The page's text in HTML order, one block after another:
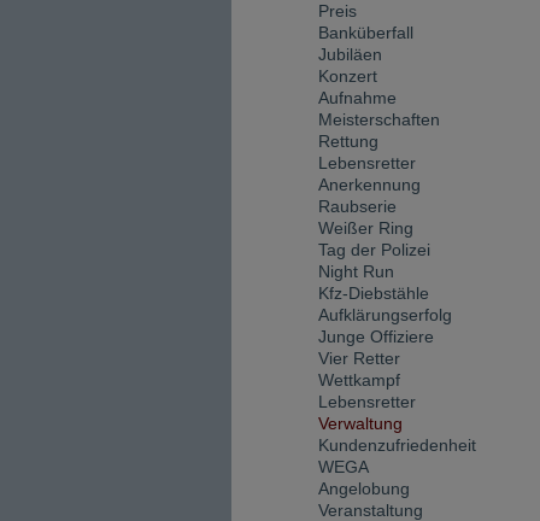
Preis
Banküberfall
Jubiläen
Konzert
Aufnahme
Meisterschaften
Rettung
Lebensretter
Anerkennung
Raubserie
Weißer Ring
Tag der Polizei
Night Run
Kfz-Diebstähle
Aufklärungserfolg
Junge Offiziere
Vier Retter
Wettkampf
Lebensretter
Verwaltung
Kundenzufriedenheit
WEGA
Angelobung
Veranstaltung